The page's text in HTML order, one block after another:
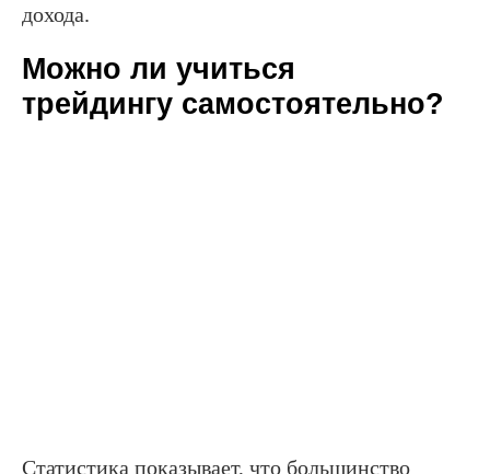
дохода.
Можно ли учиться
трейдингу самостоятельно?
Статистика показывает, что большинство